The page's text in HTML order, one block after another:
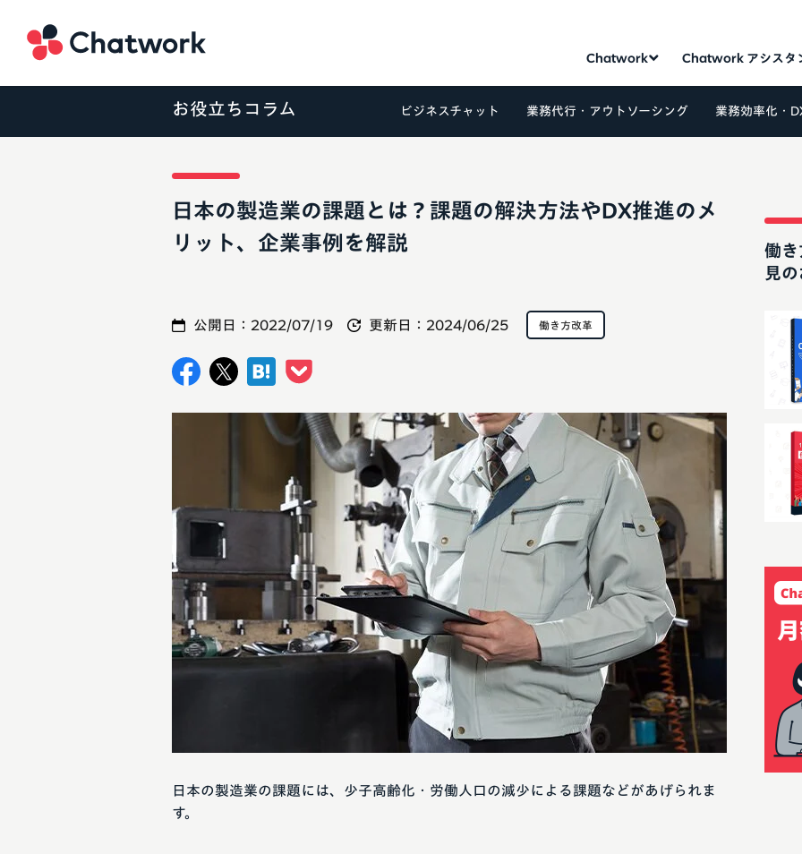
Chatwork Chatwork アシスタ
お役立ちコラム ビジネスチャット 業務代行・アウトソーシング 業務効率化・
日本の製造業の課題とは？課題の解決方法やDX推進のメ
リット、企業事例を解説
公開日： 2022/07/19 更新日： 2024/06/25 働き方改革
日本の製造業の課題には、少子高齢化・労働人口の減少による課題などがあげられま
す。
働き
見